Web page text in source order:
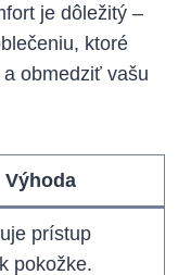
je dôležitý –
ktoré
obmedziť vašu
Výhoda
prístup
pokožke.